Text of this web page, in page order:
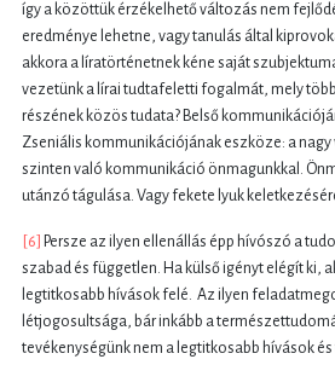
így a közöttük érzékelhető változás nem
eredménye lehetne, vagy tanulás által
akkora a líratörténetnek kéne saját
vezetünk a lírai tudtafeletti fogalmát, mely
részének közös tudata? Belső
Zseniális kommunikációjának eszköze: a nagy
szinten való kommunikáció önmagunkkal.
utánzó tágulása. Vagy fekete lyuk
[6]
Persze az ilyen ellenállás épp hívószó a
szabad és független. Ha külső igényt elégít ki,
legtitkosabb hívások felé. Az ilyen
létjogosultsága, bár inkább a
tevékenységünk nem a legtitkosabb hívások